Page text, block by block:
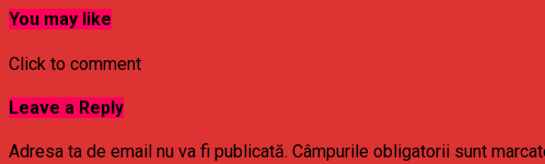
You may like
Click to comment
Leave a Reply
Adresa ta de email nu va fi publicată. Câmpurile obligatorii sunt